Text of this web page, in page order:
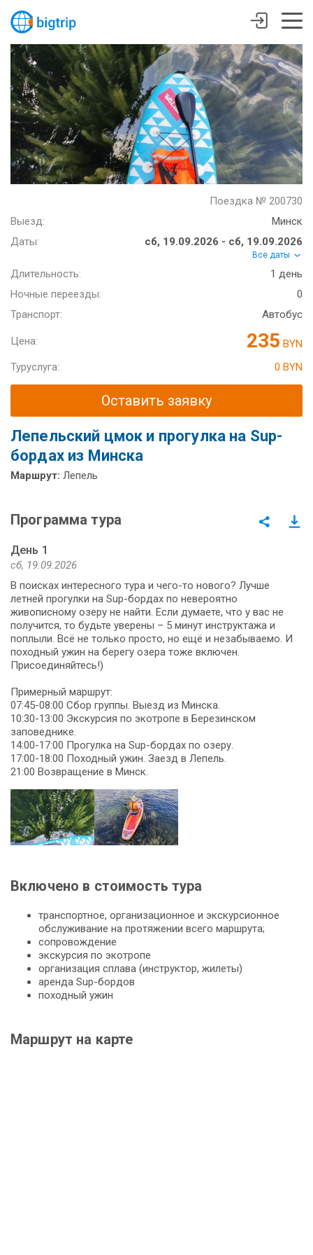
Поездка № 200730
Выезд:
Минск
Даты:
сб, 19.09.2026 - сб, 19.09.2026
Все даты
Длительность:
1 день
Ночные переезды:
0
Транспорт:
Автобус
Цена: 235 BYN
Туруслуга:
0 BYN
Оставить заявку
Лепельский цмок и прогулка на Sup-
бордах из Минска
Маршрут: Лепель
Программа тура
День 1
сб, 19.09.2026
В поисках интересного тура и чего-то нового? Лучше
летней прогулки на Sup-бордах по невероятно
живописному озеру не найти. Если думаете, что у вас не
получится, то будьте уверены – 5 минут инструктажа и
поплыли. Всё не только просто, но ещё и незабываемо. И
походный ужин на берегу озера тоже включен.
Присоединяйтесь!)
Примерный маршрут:
07:45-08:00 Сбор группы. Выезд из Минска.
10:30-13:00 Экскурсия по экотропе в Березинском
заповеднике.
14:00-17:00 Прогулка на Sup-бордах по озеру.
17:00-18:00 Походный ужин. Заезд в Лепель.
21:00 Возвращение в Минск.
Включено в стоимость тура
транспортное, организационное и экскурсионное
обслуживание на протяжении всего маршрута;
сопровождение
экскурсия по экотропе
организация сплава (инструктор, жилеты)
аренда Sup-бордов
походный ужин
Маршрут на карте